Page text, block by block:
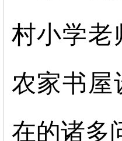
村小学老
农家书屋
在的诸多